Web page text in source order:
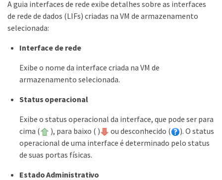
A guia interfaces de rede exibe detalhes sobre as interfaces
de rede de dados (LIFs) criadas na VM de armazenamento
selecionada:
Interface de rede
Exibe o nome da interface criada na VM de
armazenamento selecionada.
Status operacional
Exibe o status operacional da interface, que pode ser para
cima (
), para baixo ( ) ou desconhecido (
). O status
operacional de uma interface é determinado pelo status
de suas portas físicas.
Estado Administrativo